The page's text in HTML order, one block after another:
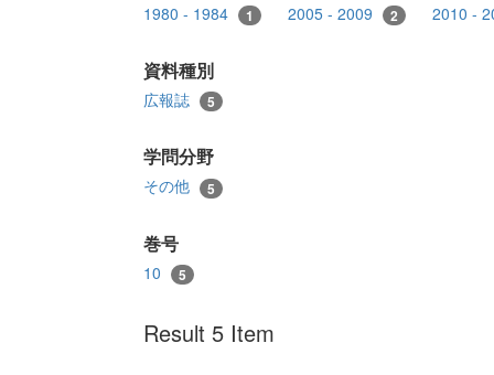
1980 - 1984 1 2005 - 2009 2 2010 -
資料種別
広報誌 5
学問分野
その他 5
巻号
10 5
Result 5 Item